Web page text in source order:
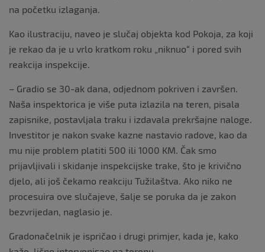
na početku izlaganja.
Kao ilustraciju, naveo je slučaj objekta kod Pokoja, za koji
je rekao da je u vrlo kratkom roku „niknuo“ i pored svih
reakcija inspekcije.
– Gradio se 30-ak dana, odjednom pokriven i završen.
Naša inspektorica je više puta izlazila na teren, pisala
zapisnike, postavljala traku i izdavala prekršajne naloge.
Investitor je nakon svake kazne nastavio radove, kao da
mu nije problem platiti 500 ili 1000 KM. Čak smo
prijavljivali i skidanje inspekcijske trake, što je krivično
djelo, ali još čekamo reakciju Tužilaštva. Ako niko ne
procesuira ove slučajeve, šalje se poruka da je zakon
bezvrijedan, naglasio je.
Gradonačelnik je ispričao i drugi primjer, kada je, kako